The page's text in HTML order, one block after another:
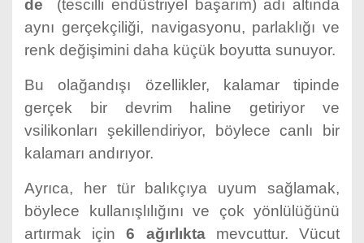
de
(tescilli endüstriyel başarım) adı altında
aynı gerçekçiliği, navigasyonu, parlaklığı ve
renk değişimini daha küçük boyutta sunuyor.
Bu olağandışı özellikler, kalamar tipinde
gerçek bir devrim haline getiriyor ve
vsilikonları şekillendiriyor, böylece canlı bir
kalamarı andırıyor.
Ayrıca, her tür balıkçıya uyum sağlamak,
böylece kullanışlılığını ve çok yönlülüğünü
artırmak için6 ağırlıktamevcuttur. Vücut